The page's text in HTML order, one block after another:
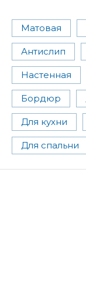
Матовая
Антислип
Настенная
Бордюр
Для кухни
Для спальни